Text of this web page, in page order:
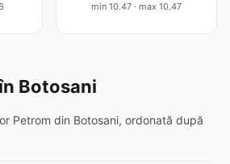
min 10.47 · max 10.47
Botosani
Petrom din Botosani, ordonată după